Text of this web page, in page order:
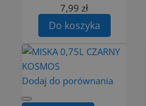
7,99 zł
Do koszyka
Dodaj do porównania